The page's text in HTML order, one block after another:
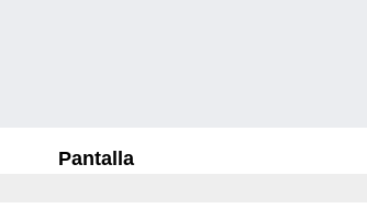
Pantalla